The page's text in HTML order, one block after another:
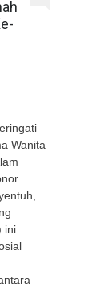
Wanita
ini